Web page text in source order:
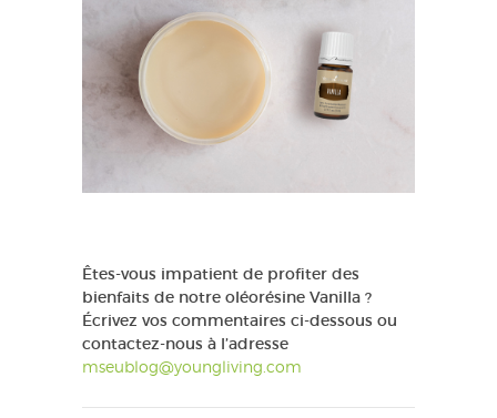
Êtes-vous impatient de profiter des
bienfaits de notre oléorésine Vanilla ?
Écrivez vos commentaires ci-dessous ou
contactez-nous à l’adresse
mseublog@youngliving.com